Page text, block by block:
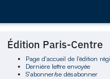
Édition Paris-Centre
Page d'accueil de l'édition
Dernière lettre envoyée
S'abonner/se désabonner